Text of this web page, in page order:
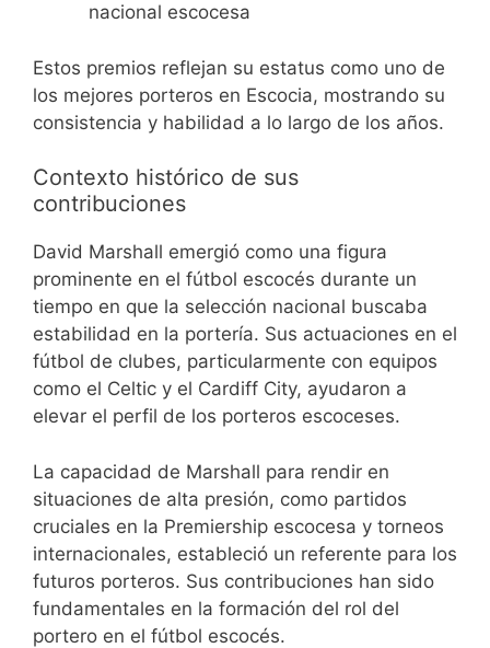
nacional escocesa
Estos premios reflejan su estatus como uno de
los mejores porteros en Escocia, mostrando su
consistencia y habilidad a lo largo de los años.
Contexto histórico de sus
contribuciones
David Marshall emergió como una figura
prominente en el fútbol escocés durante un
tiempo en que la selección nacional buscaba
estabilidad en la portería. Sus actuaciones en el
fútbol de clubes, particularmente con equipos
como el Celtic y el Cardiff City, ayudaron a
elevar el perfil de los porteros escoceses.
La capacidad de Marshall para rendir en
situaciones de alta presión, como partidos
cruciales en la Premiership escocesa y torneos
internacionales, estableció un referente para los
futuros porteros. Sus contribuciones han sido
fundamentales en la formación del rol del
portero en el fútbol escocés.